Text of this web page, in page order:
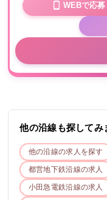
WEBで応募
他の沿線も探してみ
他の沿線の求人を探す
都営地下鉄沿線の求人
小田急電鉄沿線の求人